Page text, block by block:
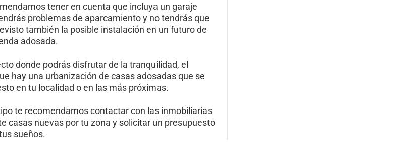
tener en cuenta que incluya un garaje
problemas de aparcamiento y no tendrás que
también la posible instalación en un futuro de
adosada.
donde podrás disfrutar de la tranquilidad, el
hay una urbanización de casas adosadas que se
en tu localidad o en las más próximas.
te recomendamos contactar con las inmobiliarias
casas nuevas por tu zona y solicitar un presupuesto
sueños.